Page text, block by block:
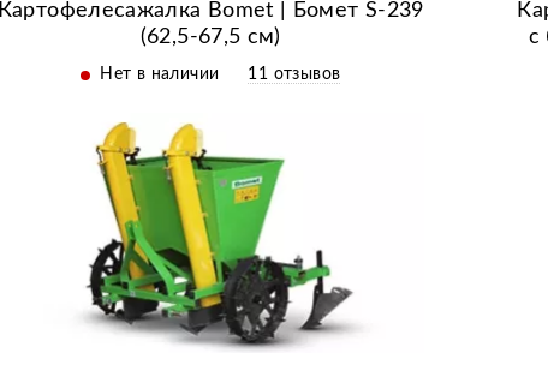
Картофелесажалка Bomet | Бомет S-239
(62,5-67,5 см)
Нет в наличии 11 отзывов
с